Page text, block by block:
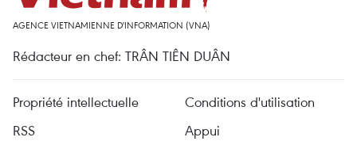
AGENCE VIETNAMIENNE D'INFORMATION (VNA)
Rédacteur en chef: TRÂN TIÊN DUÂN
Propriété intellectuelle
Conditions d'utilisation
RSS
Appui